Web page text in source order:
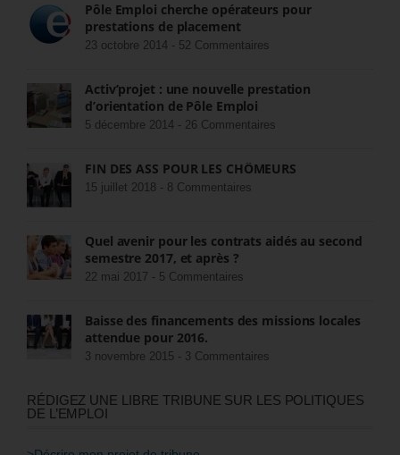
Pôle Emploi cherche opérateurs pour
prestations de placement
23 octobre 2014 - 52 Commentaires
Activ’projet : une nouvelle prestation
d’orientation de Pôle Emploi
5 décembre 2014 - 26 Commentaires
FIN DES ASS POUR LES CHÔMEURS
15 juillet 2018 - 8 Commentaires
Quel avenir pour les contrats aidés au second
semestre 2017, et après ?
22 mai 2017 - 5 Commentaires
Baisse des financements des missions locales
attendue pour 2016.
3 novembre 2015 - 3 Commentaires
RÉDIGEZ UNE LIBRE TRIBUNE SUR LES POLITIQUES
DE L’EMPLOI